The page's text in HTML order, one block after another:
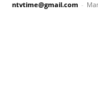
ntvtime@gmail.com -